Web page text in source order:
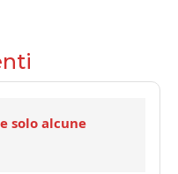
solo alcune